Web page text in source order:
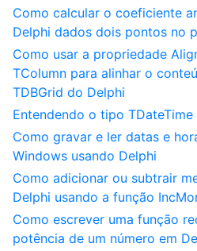
Como calcular o coeficiente
Delphi dados dois pontos no
Como usar a propriedade
TColumn para alinhar o
TDBGrid do Delphi
Entendendo o tipo
Como gravar e ler datas e
Windows usando Delphi
Como adicionar ou subtrair
Delphi usando a função
Como escrever uma função
potência de um número em